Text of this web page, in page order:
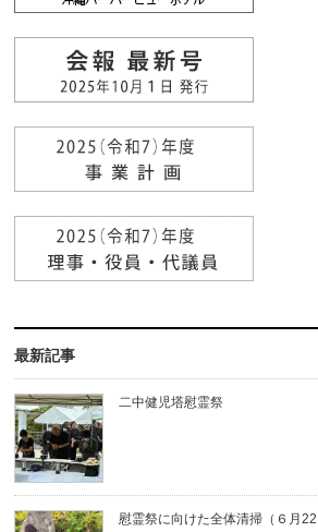
最新記事
二中健児塔慰霊祭
慰霊祭に向けた全体清掃（６月22